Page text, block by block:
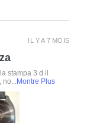
IL Y A 7 MOIS
stampa 3 d il
no...Montre Plus